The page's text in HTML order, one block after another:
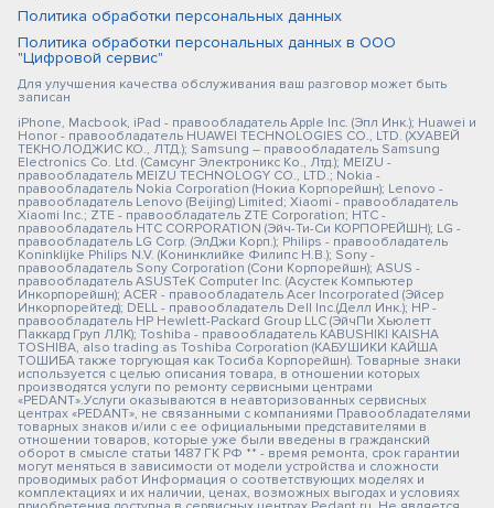
Политика обработки персональных данных
Политика обработки персональных данных в ООО
"Цифровой сервис"
Для улучшения качества обслуживания ваш разговор может быть
записан
iPhone, Macbook, iPad - правообладатель Apple Inc. (Эпл Инк.); Huawei и
Honor - правообладатель HUAWEI TECHNOLOGIES CO., LTD. (ХУАВЕЙ
ТЕКНОЛОДЖИС КО., ЛТД.); Samsung – правообладатель Samsung
Electronics Co. Ltd. (Самсунг Электроникс Ко., Лтд.); MEIZU -
правообладатель MEIZU TECHNOLOGY CO., LTD.; Nokia -
правообладатель Nokia Corporation (Нокиа Корпорейшн); Lenovo -
правообладатель Lenovo (Beijing) Limited; Xiaomi - правообладатель
Xiaomi Inc.; ZTE - правообладатель ZTE Corporation; HTC -
правообладатель HTC CORPORATION (Эйч-Ти-Си КОРПОРЕЙШН); LG -
правообладатель LG Corp. (ЭлДжи Корп.); Philips - правообладатель
Koninklijke Philips N.V. (Конинклийке Филипс Н.В.); Sony -
правообладатель Sony Corporation (Сони Корпорейшн); ASUS -
правообладатель ASUSTeK Computer Inc. (Асустек Компьютер
Инкорпорейшн); ACER - правообладатель Acer Incorporated (Эйсер
Инкорпорейтед); DELL - правообладатель Dell Inc.(Делл Инк.); HP -
правообладатель HP Hewlett-Packard Group LLC (ЭйчПи Хьюлетт
Паккард Груп ЛЛК); Toshiba - правообладатель KABUSHIKI KAISHA
TOSHIBA, also trading as Toshiba Corporation (КАБУШИКИ КАЙША
ТОШИБА также торгующая как Тосиба Корпорейшн). Товарные знаки
используется с целью описания товара, в отношении которых
производятся услуги по ремонту сервисными центрами
«PEDANT».Услуги оказываются в неавторизованных сервисных
центрах «PEDANT», не связанными с компаниями Правообладателями
товарных знаков и/или с ее официальными представителями в
отношении товаров, которые уже были введены в гражданский
оборот в смысле статьи 1487 ГК РФ ** - время ремонта, срок гарантии
могут меняться в зависимости от модели устройства и сложности
проводимых работ Информация о соответствующих моделях и
комплектациях и их наличии, ценах, возможных выгодах и условиях